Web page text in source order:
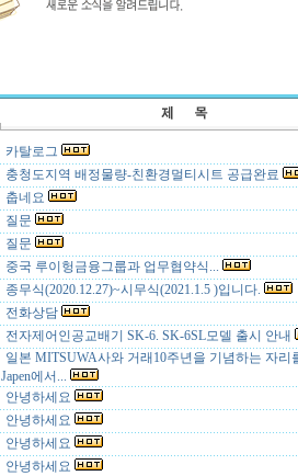
카탈로그
충청도지역 배정물량-친환경멀티시트 공급완료
춥네요
질문
질문
중국 루이헝금융그룹과 업무협약식...
종무식(2020.12.27)~시무식(2021.1.5 )입니다.
전화상담
전자제어인공교배기 SK-6. SK-6SL모델 출시 안내
일본 MITSUWA사와 거래10주년을 기념하는 자리
Japen에서...
안녕하세요
안녕하세요
안녕하세요
안녕하세요